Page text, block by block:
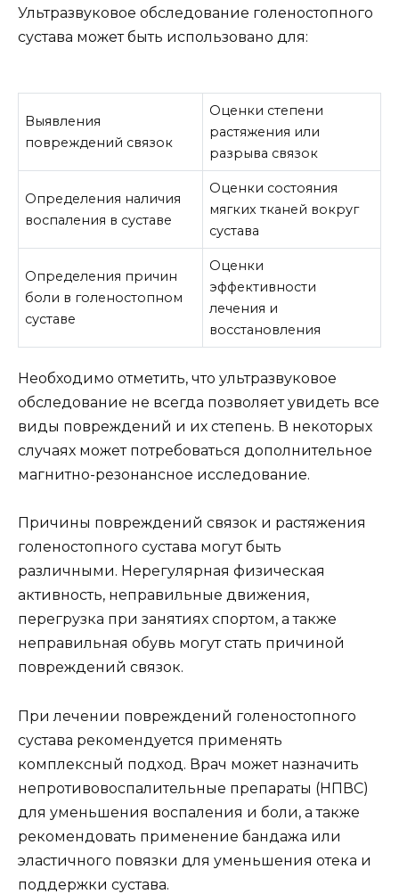
Ультразвуковое обследование голеностопного
сустава может быть использовано для:
Выявления
повреждений связок
Оценки степени
растяжения или
разрыва связок
Определения наличия
воспаления в суставе
Оценки состояния
мягких тканей вокруг
сустава
Определения причин
боли в голеностопном
суставе
Оценки
эффективности
лечения и
восстановления
Необходимо отметить, что ультразвуковое
обследование не всегда позволяет увидеть все
виды повреждений и их степень. В некоторых
случаях может потребоваться дополнительное
магнитно-резонансное исследование.
Причины повреждений связок и растяжения
голеностопного сустава могут быть
различными. Нерегулярная физическая
активность, неправильные движения,
перегрузка при занятиях спортом, а также
неправильная обувь могут стать причиной
повреждений связок.
При лечении повреждений голеностопного
сустава рекомендуется применять
комплексный подход. Врач может назначить
непротивовоспалительные препараты (НПВС)
для уменьшения воспаления и боли, а также
рекомендовать применение бандажа или
эластичного повязки для уменьшения отека и
поддержки сустава.